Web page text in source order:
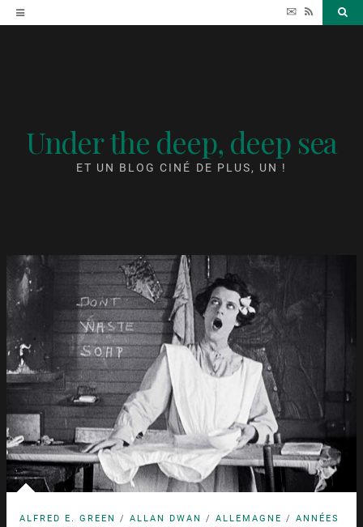
Accéder
au
✉ RSS
Under the deep, deep sea
ET UN BLOG CINÉ DE PLUS, UN !
ALFRED E. GREEN / ALLAN DWAN / ALLEMAGNE / ANNÉES